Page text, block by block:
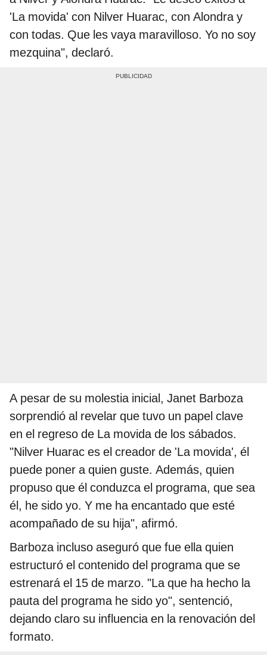
'La movida' con Nilver Huarac, con Alondra y
con todas. Que les vaya maravilloso. Yo no soy
mezquina", declaró.
A pesar de su molestia inicial, Janet Barboza
sorprendió al revelar que tuvo un papel clave
en el regreso de La movida de los sábados.
"Nilver Huarac es el creador de 'La movida', él
puede poner a quien guste. Además, quien
propuso que él conduzca el programa, que sea
él, he sido yo. Y me ha encantado que esté
acompañado de su hija", afirmó.
Barboza incluso aseguró que fue ella quien
estructuró el contenido del programa que se
estrenará el 15 de marzo. "La que ha hecho la
pauta del programa he sido yo", sentenció,
dejando claro su influencia en la renovación del
formato.